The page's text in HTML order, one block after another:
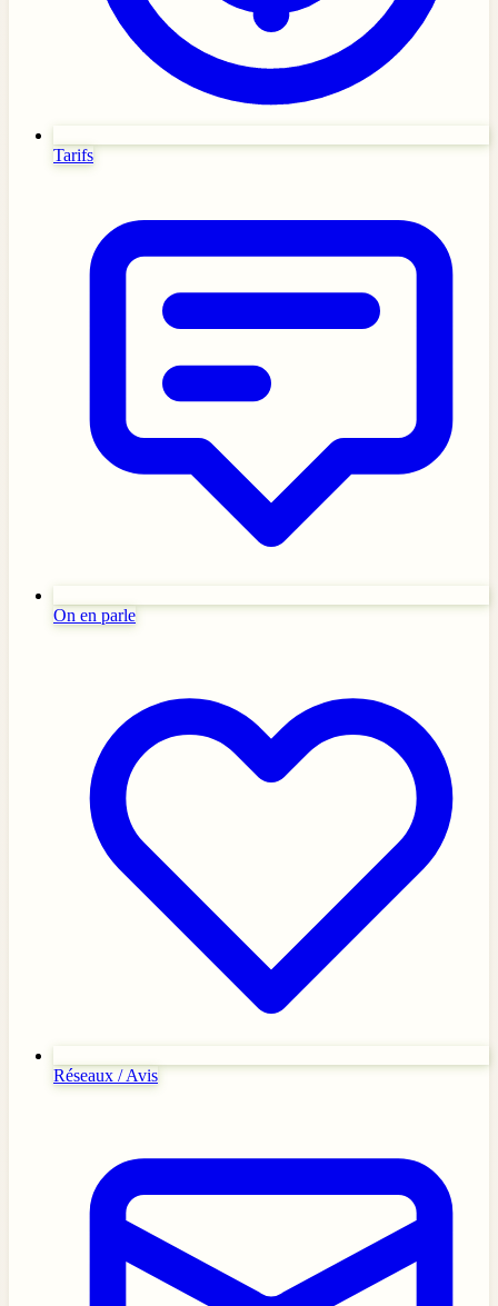
Tarifs
On en parle
Réseaux / Avis